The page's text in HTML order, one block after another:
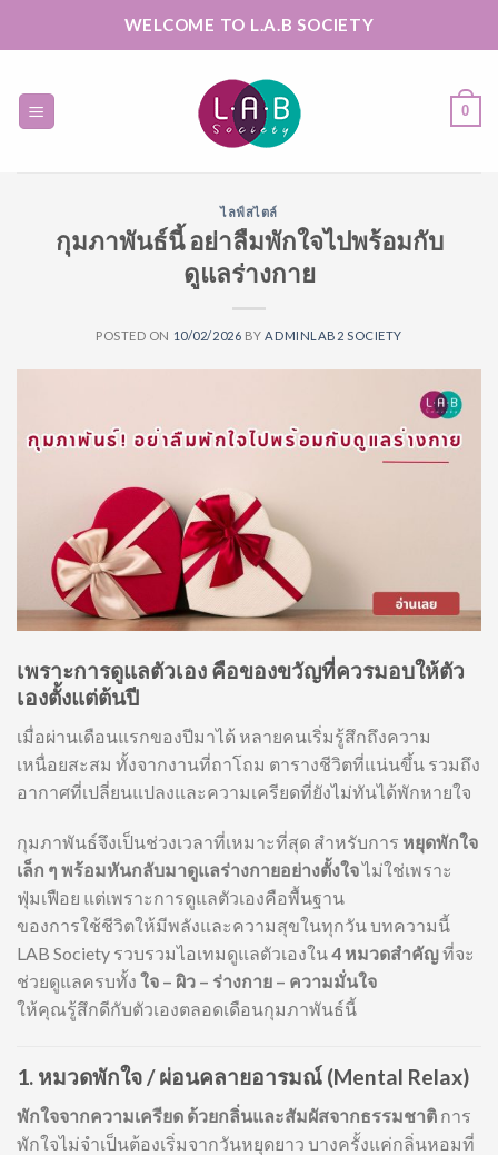
WELCOME TO L.A.B SOCIETY
0
ไลฟ์สไตล์
กุมภาพันธ์นี้ อย่าลืมพักใจไปพร้อมกับ
ดูแลร่างกาย
POSTED ON 10/02/2026 BY ADMINLAB2 SOCIETY
เพราะการดูแลตัวเอง คือของขวัญที่ควรมอบให้ตัว
เองตั้งแต่ต้นปี
เมื่อผ่านเดือนแรกของปีมาได้ หลายคนเริ่มรู้สึกถึงความ
เหนื่อยสะสม ทั้งจากงานที่ถาโถม ตารางชีวิตที่แน่นขึ้น รวมถึง
อากาศที่เปลี่ยนแปลงและความเครียดที่ยังไม่ทันได้พักหายใจ
กุมภาพันธ์จึงเป็นช่วงเวลาที่เหมาะที่สุด สำหรับการ หยุดพักใจ
เล็ก ๆ พร้อมหันกลับมาดูแลร่างกายอย่างตั้งใจไม่ใช่เพราะ
ฟุ่มเฟือย แต่เพราะการดูแลตัวเองคือพื้นฐาน
ของการใช้ชีวิตให้มีพลังและความสุขในทุกวัน บทความนี้
LAB Society รวบรวมไอเทมดูแลตัวเองใน4 หมวดสำคัญที่จะ
ช่วยดูแลครบทั้ง ใจ – ผิว – ร่างกาย – ความมั่นใจ
ให้คุณรู้สึกดีกับตัวเองตลอดเดือนกุมภาพันธ์นี้
1. หมวดพักใจ / ผ่อนคลายอารมณ์ (Mental Relax)
พักใจจากความเครียด ด้วยกลิ่นและสัมผัสจากธรรมชาติ การ
พักใจไม่จำเป็นต้องเริ่มจากวันหยุดยาว บางครั้งแค่กลิ่นหอมที่